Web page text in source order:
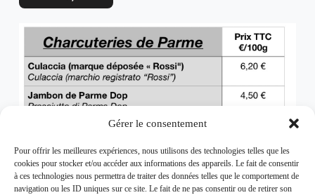
Gérer le consentement
Pour offrir les meilleures expériences, nous utilisons des technologies telles que les
cookies pour stocker et/ou accéder aux informations des appareils. Le fait de consentir
à ces technologies nous permettra de traiter des données telles que le comportement de
navigation ou les ID uniques sur ce site. Le fait de ne pas consentir ou de retirer son